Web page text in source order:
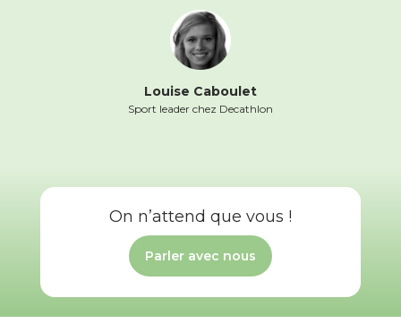
Louise Caboulet
Sport leader chez Decathlon
On n’attend que vous !
Parler avec nous